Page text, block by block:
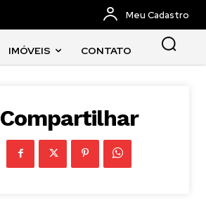
Meu Cadastro
IMÓVEIS CONTATO
Compartilhar